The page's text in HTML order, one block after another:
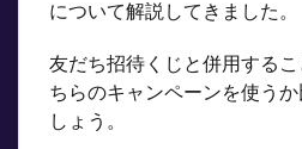
について解説してきました。
友だち招待くじと併用する
ちらのキャンペーンを使う
しょう。